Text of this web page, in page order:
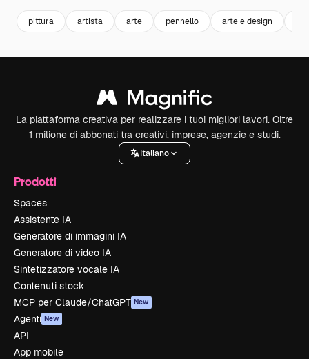
pittura artista arte pennello arte e design
La piattaforma creativa per realizzare i tuoi migliori lavori. Oltre
1 milione di abbonati tra creativi, imprese, agenzie e studi.
Italiano
Prodotti
Spaces
Assistente IA
Generatore di immagini IA
Generatore di video IA
Sintetizzatore vocale IA
Contenuti stock
MCP per Claude/ChatGPT New
Agenti New
API
App mobile